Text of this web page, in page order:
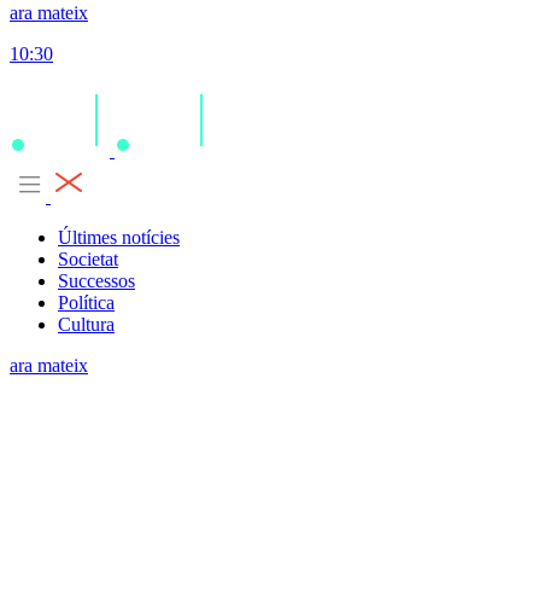
ara mateix
10:30
Últimes notícies
Societat
Successos
Política
Cultura
ara mateix